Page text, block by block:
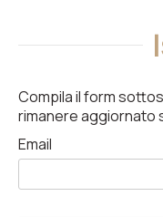
Compila il form
rimanere aggiornato
Email